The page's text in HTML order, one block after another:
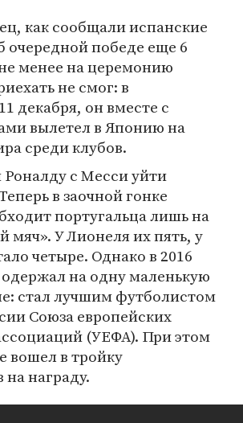
как сообщали испанские
очередной победе еще 6
менее на церемонию
не смог: в
декабря, он вместе с
вылетел в Японию на
среди клубов.
с Месси уйти
в заочной гонке
португальца лишь на
мяч». У Лионеля их пять, у
четыре. Однако в 2016
на одну маленькую
стал лучшим футболистом
Союза европейских
(УЕФА). При этом
вошел в тройку
награду.